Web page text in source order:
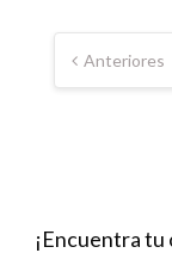
Paginación
de
entradas
Anteriores
¡Encuentra